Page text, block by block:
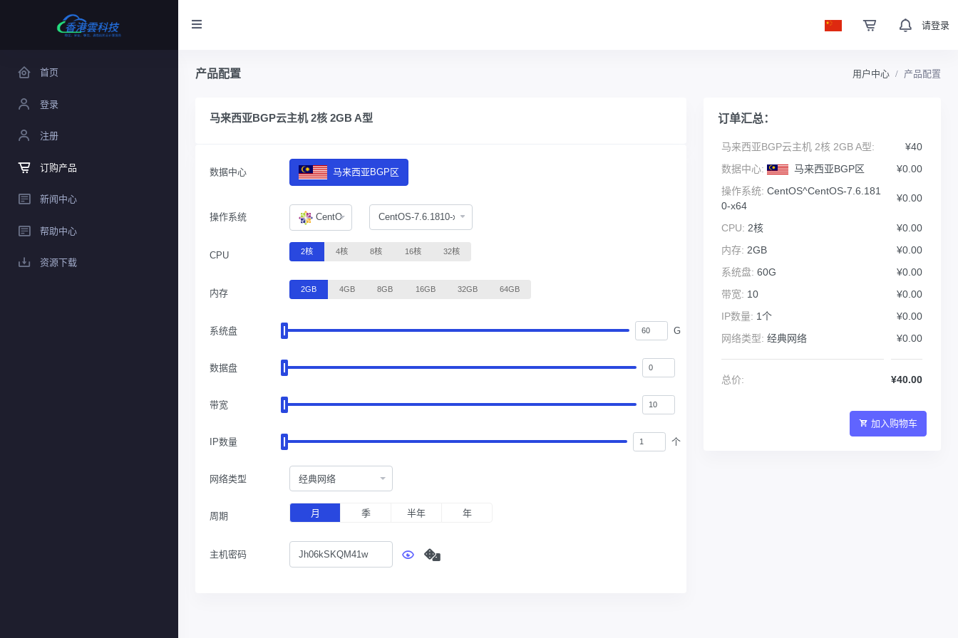
请登录
首页
登录
注册
订购产品
新闻中心
帮助中心
资源下载
产品配置 用户中心 产品配置
马来西亚BGP云主机 2核 2GB A型
数据中心 马来西亚BGP区
操作系统 CentOS
CPU 2核 4核 8核 16核 32核
内存 2GB 4GB 8GB 16GB 32GB 64GB
系统盘 G
数据盘
带宽
IP数量 个
网络类型 经典网络
周期 月 季 半年 年
主机密码
订单汇总：
马来西亚BGP云主机 2核 2GB A型:
¥40
数据中心:
马来西亚BGP区
¥0.00
操作系统: CentOS^CentOS-7.6.181
0-x64
¥0.00
CPU: 2核
¥0.00
内存: 2GB
¥0.00
系统盘: 60G
¥0.00
带宽: 10
¥0.00
IP数量: 1个
¥0.00
网络类型: 经典网络 ¥0.00
总价: ¥40.00
加入购物车